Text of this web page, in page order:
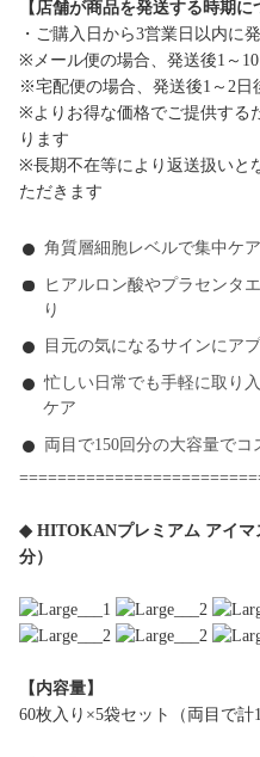
【店舗が商品を発送する時期に
・ご購入日から3営業日以内に
※メール便の場合、発送後1～
※宅配便の場合、発送後1～2日
※よりお得な価格でご提供する
ります
※長期不在等により返送扱いと
ただきます
角質層細胞レベルで集中ケ
ヒアルロン酸やプラセンタ
り
目元の気になるサインにア
忙しい日常でも手軽に取り
ケア
両目で150回分の大容量で
◆ HITOKANプレミアム アイマ
分）
【内容量】
60枚入り×5袋セット（両目で計